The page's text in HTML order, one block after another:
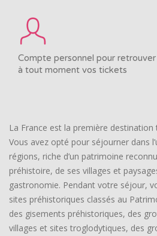
Compte personnel pour retrouver
à tout moment vos tickets
La France est la première
Vous avez opté pour séjourner dans
régions, riche d’un patrimoine
préhistoire, de ses villages et
gastronomie. Pendant votre séjour,
sites préhistoriques classés au
des gisements préhistoriques, des
villages et sites troglodytiques, des